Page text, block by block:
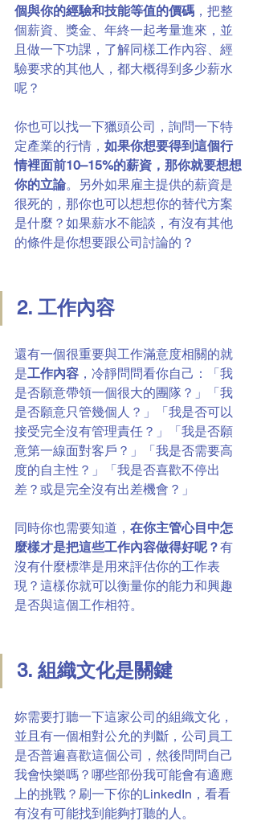
個與你的經驗和技能等值的價碼 ，把整
個薪資、獎金、年終一起考量進來，並
且做一下功課，了解同樣工作內容、經
驗要求的其他人，都大概得到多少薪水
呢？
你也可以找一下獵頭公司，詢問一下特
定產業的行情， 如果你想要得到這個行
情裡面前10–15%的薪資，那你就要想想
你的立論。另外如果雇主提供的薪資是
很死的，那你也可以想想你的替代方案
是什麼？如果薪水不能談，有沒有其他
的條件是你想要跟公司討論的？
2. 工作內容
還有一個很重要與工作滿意度相關的就
是工作內容 ，冷靜問問看你自己：「我
是否願意帶領一個很大的團隊？」「我
是否願意只管幾個人？」「我是否可以
接受完全沒有管理責任？」「我是否願
意第一線面對客戶？」「我是否需要高
度的自主性？」「我是否喜歡不停出
差？或是完全沒有出差機會？」
同時你也需要知道， 在你主管心目中怎
麼樣才是把這些工作內容做得好呢？有
沒有什麼標準是用來評估你的工作表
現？這樣你就可以衡量你的能力和興趣
是否與這個工作相符。
3. 組織文化是關鍵
妳需要打聽一下這家公司的組織文化，
並且有一個相對公允的判斷，公司員工
是否普遍喜歡這個公司，然後問問自己
我會快樂嗎？哪些部份我可能會有適應
上的挑戰？刷一下你的LinkedIn，看看
有沒有可能找到能夠打聽的人。